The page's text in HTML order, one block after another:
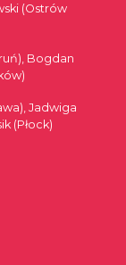
(Ostrów
Bogdan
Jadwiga
(Płock)